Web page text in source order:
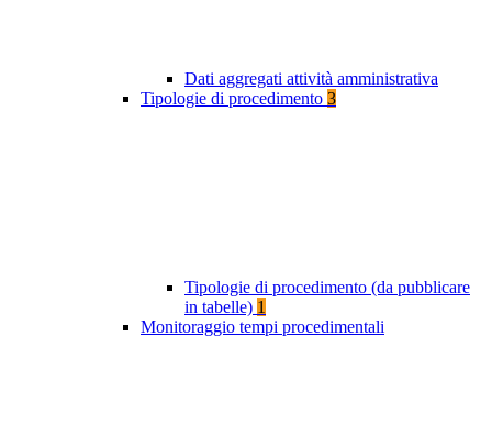
Dati aggregati attività amministrativa
Tipologie di procedimento 3
Tipologie di procedimento (da pubblicare
in tabelle) 1
Monitoraggio tempi procedimentali